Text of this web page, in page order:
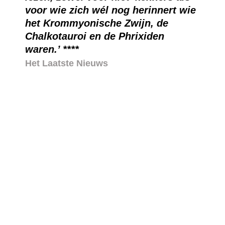
voor wie zich wél nog herinnert wie
het Krommyonische Zwijn, de
Chalkotauroi en de Phrixiden
waren.’ ****
Het Laatste Nieuws